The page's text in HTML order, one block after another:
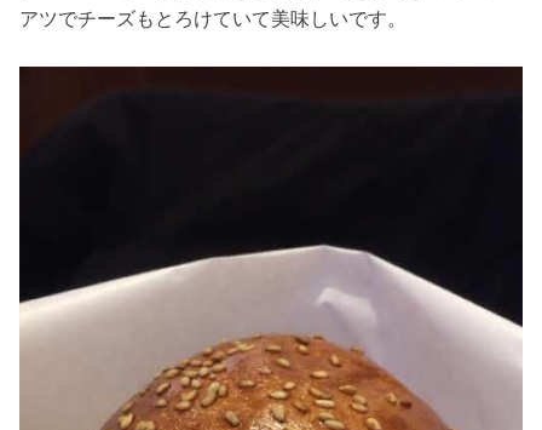
アツでチーズもとろけていて美味しいです。